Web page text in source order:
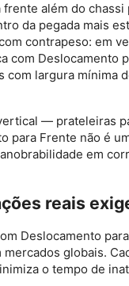
além do
da pegada mais
contrapeso: em
com Deslocamento
largura mínima
— prateleiras
para Frente não é
em
reais
Deslocamento
globais.
o tempo de